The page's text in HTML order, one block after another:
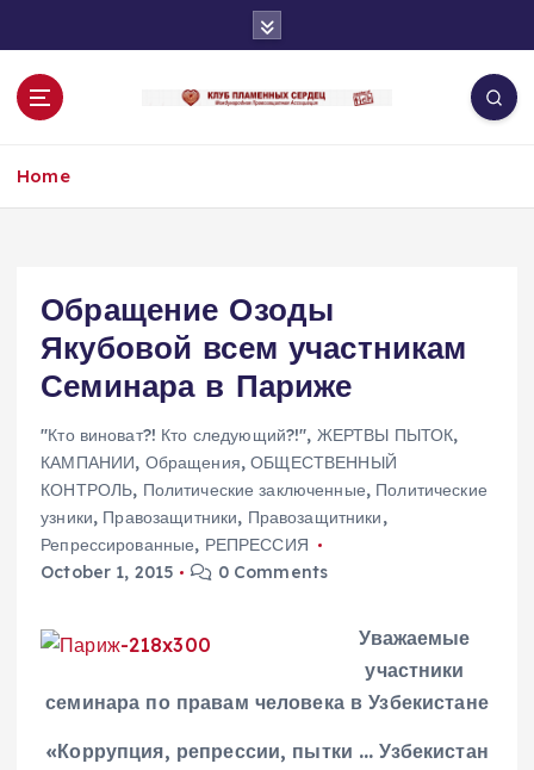
o
Home
Обращение Озоды
Якубовой всем участникам
Семинара в Париже
"Кто виноват?! Кто следующий?!", ЖЕРТВЫ ПЫТОК,
КАМПАНИИ, Обращения,ОБЩЕСТВЕННЫЙ
КОНТРОЛЬ, Политические заключенные, Политические
узники, Правозащитники, Правозащитники,
Репрессированные, РЕПРЕССИЯ
October 1, 2015
0 Comments
Уважаемые
участники
семинара по правам человека в Узбекистане
«Коррупция, репрессии, пытки … Узбекистан